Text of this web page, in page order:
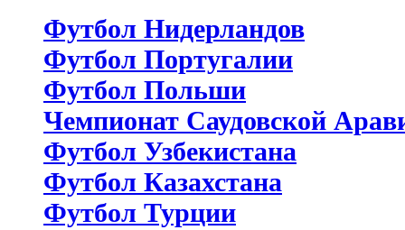
Футбол Нидерландов
Футбол Португалии
Футбол Польши
Чемпионат Саудовской
Футбол Узбекистана
Футбол Казахстана
Футбол Турции